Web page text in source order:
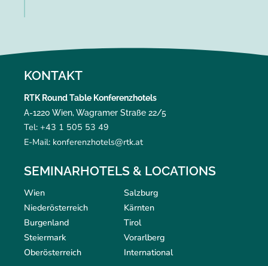
KONTAKT
RTK Round Table Konferenzhotels
A-1220 Wien, Wagramer Straße 22/5
Tel: +43 1 505 53 49
E-Mail: konferenzhotels@rtk.at
SEMINARHOTELS & LOCATIONS
Wien
Niederösterreich
Burgenland
Steiermark
Oberösterreich
Salzburg
Kärnten
Tirol
Vorarlberg
International